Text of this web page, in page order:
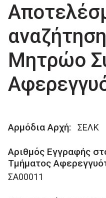
Μητρώο
Αρμόδια Aρχή: ΣΕΛΚ
Αριθμός Εγγραφής
Τμήματος
ΣΑ00011